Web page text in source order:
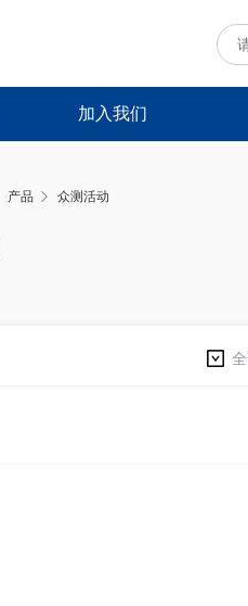
加入我们
产品 众测活动